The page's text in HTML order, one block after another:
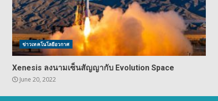
ข่าวเทคโนโลยีอวกาศ
Xenesis ลงนามเซ็นสัญญากับ Evolution Space
June 20, 2022